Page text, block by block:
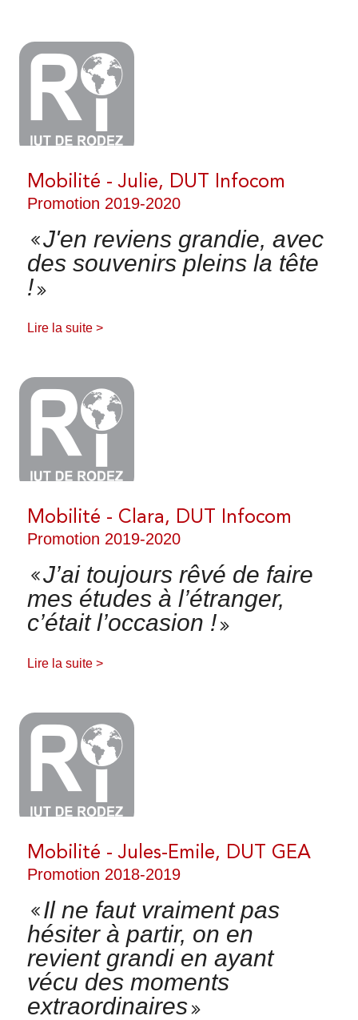
CONSEILS ET TRANSFERTS
TECHNOLOGIQUES
FERMER
Mobilité - Julie, DUT Infocom
Promotion 2019-2020
J'en reviens grandie, avec
des souvenirs pleins la tête
!
Lire la suite >
Mobilité - Clara, DUT Infocom
Promotion 2019-2020
J’ai toujours rêvé de faire
mes études à l’étranger,
c’était l’occasion !
Lire la suite >
Mobilité - Jules-Emile, DUT GEA
Promotion 2018-2019
Il ne faut vraiment pas
hésiter à partir, on en
revient grandi en ayant
vécu des moments
extraordinaires